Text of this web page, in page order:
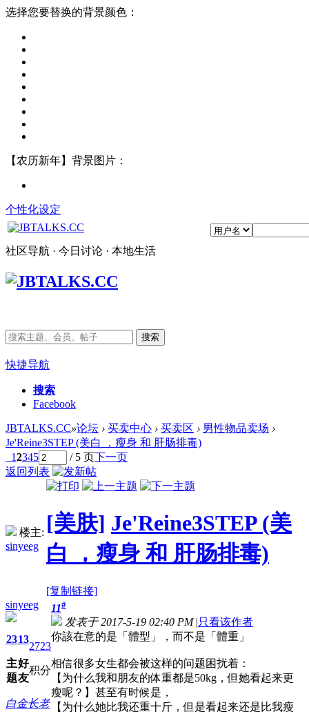
选择您要替换的背景颜色：
【农历新年】背景图片：
个性化设定
社区导航 · 今日讨论 · 本地生活
搜索
快捷导航
搜索
Facebook
JBTALKS.CC»论坛 › 买卖中心 › 买卖区 › 男性物品卖场 ›
Je'Reine3STEP (美白 ，瘦身 和 肝肠排毒)
12345 / 5 页下一页
返回列表
楼主:
sinyeeg
[美肤] Je'Reine3STEP (美
白 ，瘦身 和 肝肠排毒)
[复制链接]
sinyeeg
23
主
题
13
好
友
2723
积分
白金长老
11#
发表于 2017-5-19 02:40 PM |只看该作者
你該在意的是「體型」，而不是「體重」
相信很多女生都会被这样的问题困扰着：
【为什么我和朋友的体重都是50kg，但她看起来更
瘦呢？】甚至有时候是，
【为什么她比我还重十斤，但是看起来还是比我瘦